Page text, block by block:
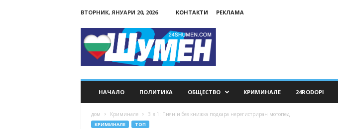
ВТОРНИК, ЯНУАРИ 20, 2026 КОНТАКТИ РЕКЛАМА
НАЧАЛО ПОЛИТИКА ОБЩЕСТВО КРИМИНАЛЕ 24RODOPI
дом Криминале 3 в 1: Пиян и без книжка подкара нерегистриран мотопед
КРИМИНАЛЕ ТОП